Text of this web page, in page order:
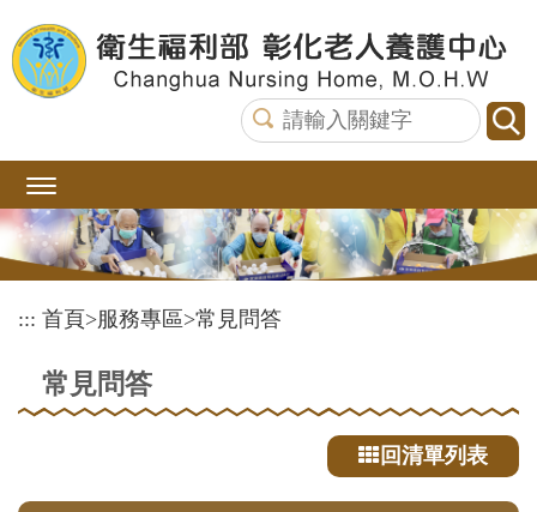
到
主
::: 首頁>服務專區>常見問答
常見問答
回清單列表